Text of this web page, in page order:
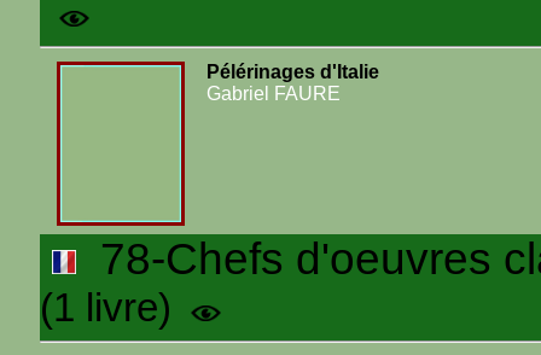
Pélérinages d'Italie
Gabriel FAURE
78-Chefs d'oeuvres
(1 livre)